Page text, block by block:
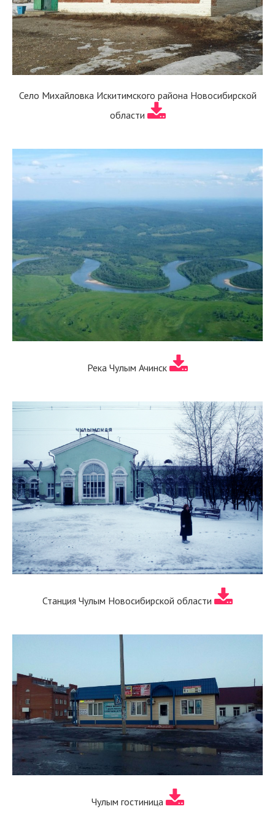
Село Михайловка Искитимского района Новосибирской
области
Река Чулым Ачинск
Станция Чулым Новосибирской области
Чулым гостиница